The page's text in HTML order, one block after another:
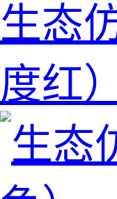
生态
度红）